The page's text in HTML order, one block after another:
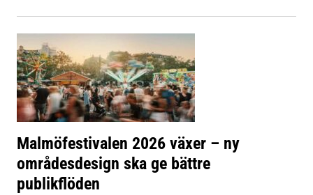
Malmöfestivalen 2026 växer – ny
områdesdesign ska ge bättre
publikflöden